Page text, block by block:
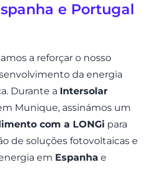
e Portugal
a reforçar o nosso
da energia
Durante a Intersolar
Munique, assinámos um
com a LONGi para
de soluções fotovoltaicas e
em Espanha e